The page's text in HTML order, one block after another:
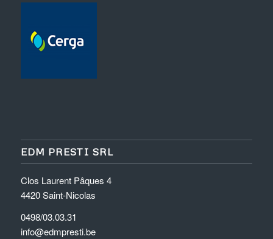
EDM PRESTI SRL
Clos Laurent Pâques 4
4420 Saint-Nicolas
0498/03.03.31
info@edmpresti.be